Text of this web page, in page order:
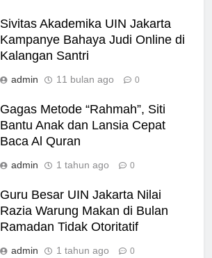
Sivitas Akademika UIN Jakarta
Kampanye Bahaya Judi Online di
Kalangan Santri
admin 11 bulan ago 0
Gagas Metode “Rahmah”, Siti
Bantu Anak dan Lansia Cepat
Baca Al Quran
admin 1 tahun ago 0
Guru Besar UIN Jakarta Nilai
Razia Warung Makan di Bulan
Ramadan Tidak Otoritatif
admin 1 tahun ago 0